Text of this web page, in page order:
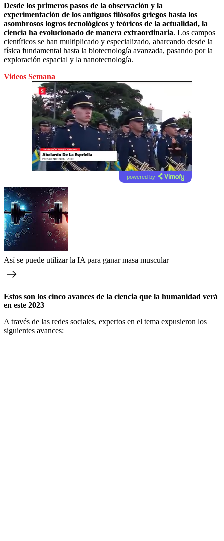
Desde los primeros pasos de la observación y la
experimentación de los antiguos filósofos griegos hasta los
asombrosos logros tecnológicos y teóricos de la actualidad, la
ciencia ha evolucionado de manera extraordinaria. Los campos
científicos se han multiplicado y especializado, abarcando desde la
física fundamental hasta la biotecnología avanzada, pasando por la
exploración espacial y la nanotecnología.
Videos Semana
powered by
Así se puede utilizar la IA para ganar masa muscular
Estos son los cinco avances de la ciencia que la humanidad verá
en este 2023
A través de las redes sociales, expertos en el tema expusieron los
siguientes avances: